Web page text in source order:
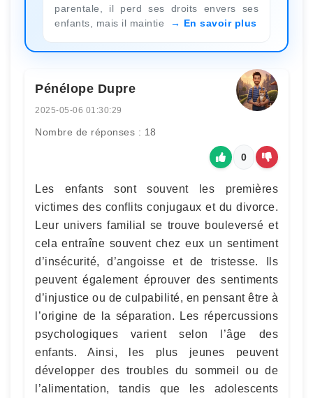
parentale, il perd ses droits envers ses
enfants, mais il maintie
En savoir plus
Pénélope Dupre
2025-05-06 01:30:29
Nombre de réponses : 18
0
Les enfants sont souvent les premières
victimes des conflits conjugaux et du divorce.
Leur univers familial se trouve bouleversé et
cela entraîne souvent chez eux un sentiment
d’insécurité, d’angoisse et de tristesse. Ils
peuvent également éprouver des sentiments
d’injustice ou de culpabilité, en pensant être à
l’origine de la séparation. Les répercussions
psychologiques varient selon l’âge des
enfants. Ainsi, les plus jeunes peuvent
développer des troubles du sommeil ou de
l’alimentation, tandis que les adolescents